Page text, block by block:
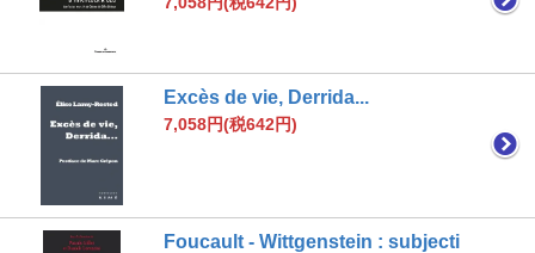
Excès de vie, Derrida...
7,058円(税642円)
Foucault - Wittgenstein : subjecti